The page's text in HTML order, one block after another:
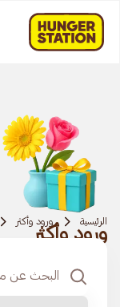
الرئيسية ورود وأكثر
ورود وأكثر